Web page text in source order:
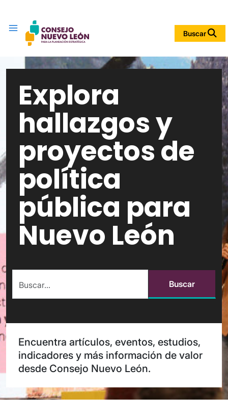
Menu
Buscar
Explora
hallazgos y
proyectos de
política
pública para
Nuevo León
Buscar
Encuentra artículos, eventos, estudios,
indicadores y más información de valor
desde Consejo Nuevo León.